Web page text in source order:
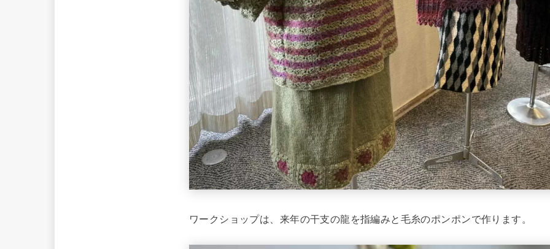
ワークショップは、来年の干支の龍を指編みと毛糸のポンポンで作ります。